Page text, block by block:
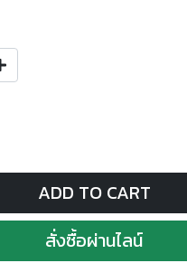
ADD TO CART
สั่งซื้อผ่านไลน์